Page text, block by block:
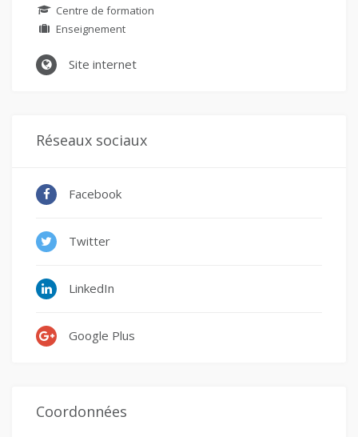
Centre de formation
Enseignement
Site internet
Réseaux sociaux
Facebook
Twitter
LinkedIn
Google Plus
Coordonnées